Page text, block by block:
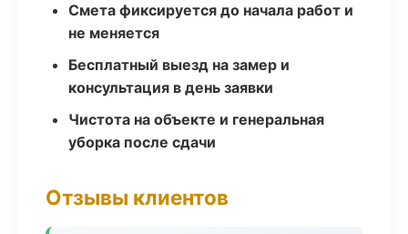
Смета фиксируется до начала работ и
не меняется
Бесплатный выезд на замер и
консультация в день заявки
Чистота на объекте и генеральная
уборка после сдачи
Отзывы клиентов